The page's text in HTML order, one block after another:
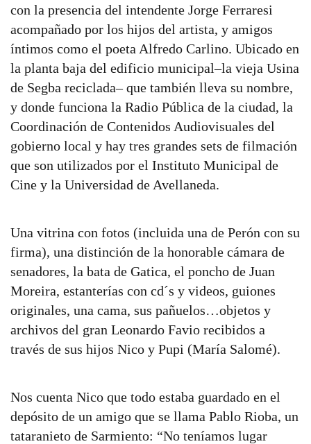
con la presencia del intendente Jorge Ferraresi
acompañado por los hijos del artista, y amigos
íntimos como el poeta Alfredo Carlino. Ubicado en
la planta baja del edificio municipal–la vieja Usina
de Segba reciclada– que también lleva su nombre,
y donde funciona la Radio Pública de la ciudad, la
Coordinación de Contenidos Audiovisuales del
gobierno local y hay tres grandes sets de filmación
que son utilizados por el Instituto Municipal de
Cine y la Universidad de Avellaneda.
Una vitrina con fotos (incluida una de Perón con su
firma), una distinción de la honorable cámara de
senadores, la bata de Gatica, el poncho de Juan
Moreira, estanterías con cd´s y videos, guiones
originales, una cama, sus pañuelos…objetos y
archivos del gran Leonardo Favio recibidos a
través de sus hijos Nico y Pupi (María Salomé).
Nos cuenta Nico que todo estaba guardado en el
depósito de un amigo que se llama Pablo Rioba, un
tataranieto de Sarmiento: “No teníamos lugar